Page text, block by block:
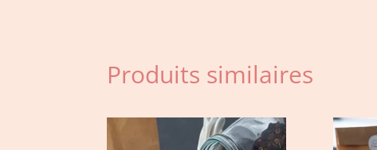
Produits similaires